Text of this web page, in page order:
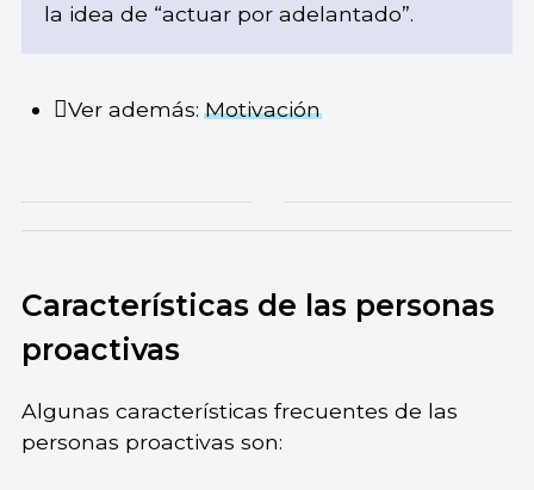
la idea de “actuar por adelantado”.
Ver además:Motivación
Características de las personas
proactivas
Algunas características frecuentes de las
personas proactivas son: